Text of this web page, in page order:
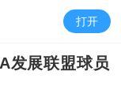
打开
发展联盟球员